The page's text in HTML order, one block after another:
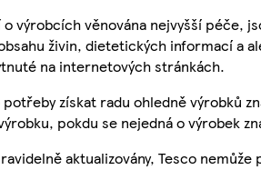
výrobcích věnována nejvyšší péče,
živin, dietetických informací a
na internetových stránkách.
získat radu ohledně výrobků
pokdu se nejedná o výrobek
aktualizovány, Tesco